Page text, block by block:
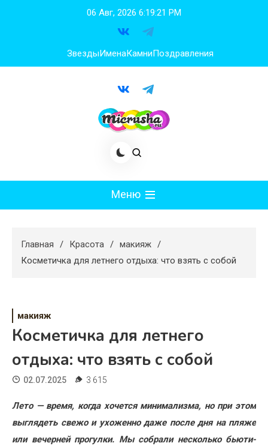
06 Авг, 2026 6:19:22 PM
ЗвездыИменаКамниПоздравления
Меню
Худеем
Жизнь
Хобби
Красота
Главная Красота
макияж
Косметичка для летнего отдыха: что взять с собой
макияж
Косметичка для летнего
отдыха: что взять с собой
02.07.2025 3 615
Лето — время, когда хочется минимализма, но при этом
выглядеть свежо и ухоженно даже после дня на пляже
или вечерней прогулки. Мы собрали несколько бьюти-